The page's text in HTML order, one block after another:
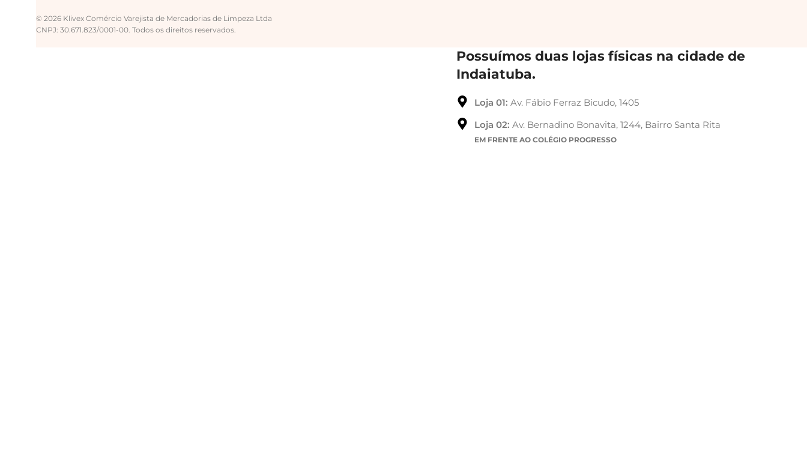
© 2026 Klivex Comércio Varejista de Mercadorias de Limpeza Ltda
CNPJ: 30.671.823/0001-00. Todos os direitos reservados.
Possuímos duas lojas físicas na cidade de
Indaiatuba.
Loja 01: Av. Fábio Ferraz Bicudo, 1405
Loja 02: Av. Bernadino Bonavita, 1244, Bairro Santa Rita
EM FRENTE AO COLÉGIO PROGRESSO